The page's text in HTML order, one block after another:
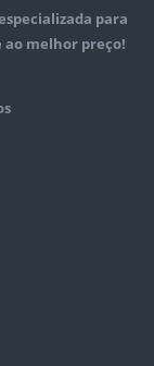
para
melhor preço!